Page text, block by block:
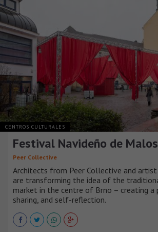
CENTROS CULTURALES
Festival Navideño de
Peer Collective
Architects from Peer Collective and artist
are transforming the idea of the
market in the centre of Brno – creating a
sharing, and self-reflection.